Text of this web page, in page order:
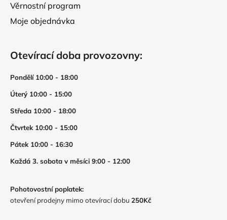
Věrnostní program
Moje objednávka
Otevírací doba provozovny:
Pondělí 10:00 - 18:00
Úterý 10:00 - 15:00
Středa 10:00 - 18:00
Čtvrtek 10:00 - 15:00
Pátek 10:00 - 16:30
Každá 3. sobota v měsíci 9:00 - 12:00
Pohotovostní poplatek:
otevření prodejny mimo otevírací dobu 250Kč